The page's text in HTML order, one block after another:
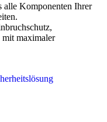
alle Komponenten Ihrer
maximaler